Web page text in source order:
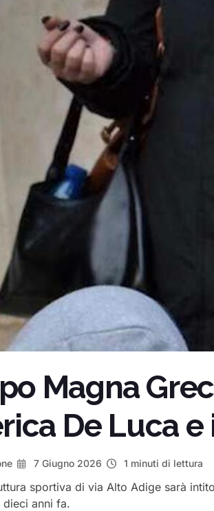
Magna
De Luca
7 Giugno 2026 1 minuti di lettura
sportiva di via Alto Adige sarà
anni fa.